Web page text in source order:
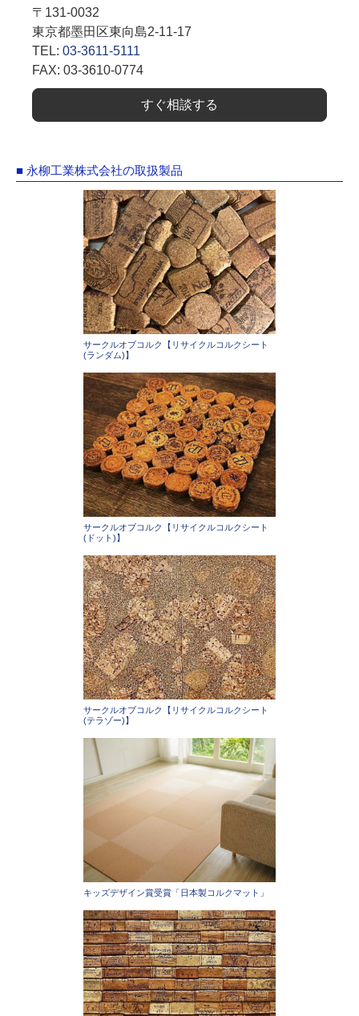
〒131-0032
東京都墨田区東向島2-11-17
TEL: 03-3611-5111
FAX: 03-3610-0774
すぐ相談する
■ 永柳工業株式会社の取扱製品
サークルオブコルク【リサイクルコルクシート
(ランダム)】
サークルオブコルク【リサイクルコルクシート
(ドット)】
サークルオブコルク【リサイクルコルクシート
(テラゾー)】
キッズデザイン賞受賞「日本製コルクマット」